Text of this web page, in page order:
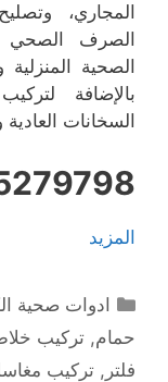
المجاري،
الصرف الصحي
الصحية
بالإضافة
السخانات
المزيد
التصنيفات
ادوات صحية
حمام, تركيب
فلتر , تركيب